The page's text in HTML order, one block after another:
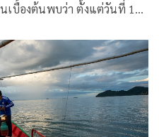
เบื้องต้นพบว่า ตั้งแต่วันที่ 1